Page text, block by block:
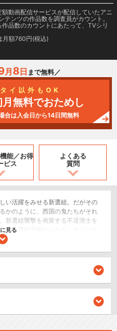
動画配信サービスが配信していたアニ
ンツの作品数を調査員がカウント。
品数のカウントにあたって、TVシリ
月額760円(税込)
月 8日 まで無料／
イ以外もOK
無料でおためし
合は入会日から14日間無料
能／お得
ビス
よくある
質問
活躍をみせる新選組。だがその
かのように、西国の鬼たちがそれ
新選組襲撃を画策する不逞浪士を
した雪村千鶴だったが、そこには
見る